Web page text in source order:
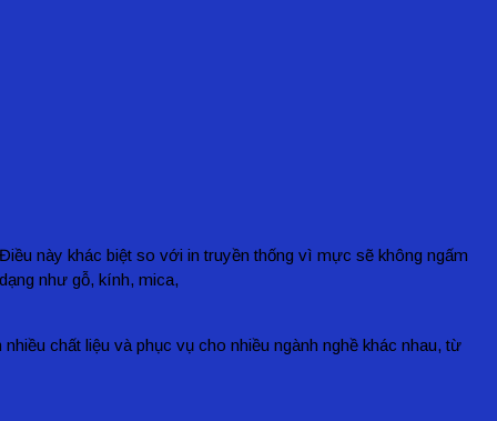
này khác biệt so với in truyền thống vì mực sẽ không ngấm
như gỗ, kính, mica,
chất liệu và phục vụ cho nhiều ngành nghề khác nhau, từ